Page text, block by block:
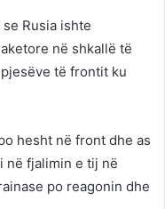
Rusia ishte
në shkallë të
të frontit ku
hesht në front dhe as
në fjalimin e tij në
po reagonin dhe